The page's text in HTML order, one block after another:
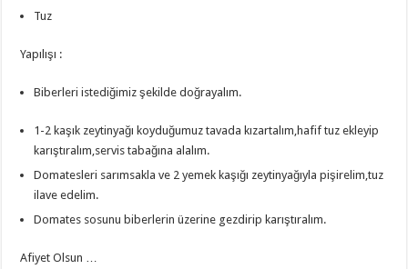
Tuz
Yapılışı :
Biberleri istediğimiz şekilde doğrayalım.
1-2 kaşık zeytinyağı koyduğumuz tavada kızartalım,hafif tuz ekleyip
karıştıralım,servis tabağına alalım.
Domatesleri sarımsakla ve 2 yemek kaşığı zeytinyağıyla pişirelim,tuz
ilave edelim.
Domates sosunu biberlerin üzerine gezdirip karıştıralım.
Afiyet Olsun …